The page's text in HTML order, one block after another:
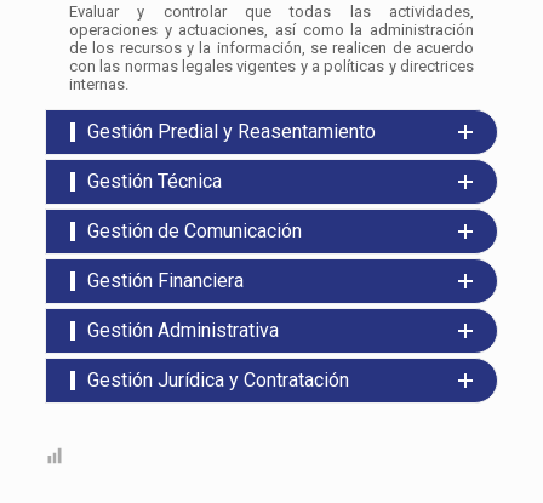
Evaluar y controlar que todas las actividades,
operaciones y actuaciones, así como la administración
de los recursos y la información, se realicen de acuerdo
con las normas legales vigentes y a políticas y directrices
internas.
Gestión Predial y Reasentamiento
Gestión Técnica
Gestión de Comunicación
Gestión Financiera
Gestión Administrativa
Gestión Jurídica y Contratación